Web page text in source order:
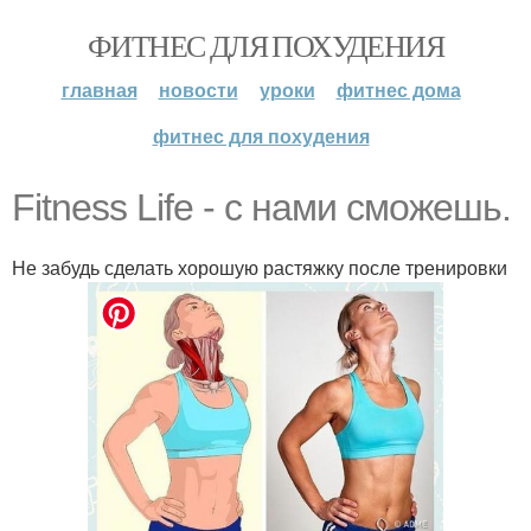
ФИТНЕС ДЛЯ ПОХУДЕНИЯ
главная новости уроки
фитнес дома
фитнес для похудения
Fitness Life - с нами сможешь.
Не забудь сделать хорошую растяжку после тренировки